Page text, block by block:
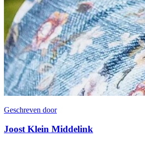
Geschreven door
Joost Klein Middelink